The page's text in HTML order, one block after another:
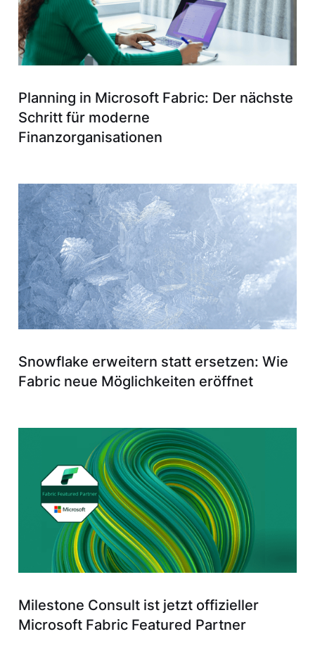
Planning in Microsoft Fabric: Der nächste
Schritt für moderne
Finanzorganisationen
Snowflake erweitern statt ersetzen: Wie
Fabric neue Möglichkeiten eröffnet
Milestone Consult ist jetzt offizieller
Microsoft Fabric Featured Partner